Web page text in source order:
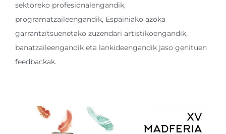
sektoreko profesionalengandik,
programatzaileengandik, Espainiako azoka
garrantzitsuenetako zuzendari artistikoengandik,
banatzaileengandik eta lankideengandik jaso genituen
feedbackak.